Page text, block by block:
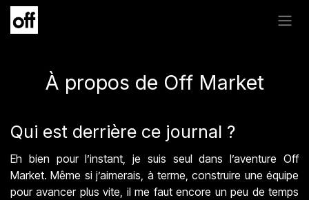
Se rendre au contenu
À propos de Off Market
Qui est derrière ce journal ?
Eh bien pour l’instant, je suis seul dans l’aventure Off
Market. Même si j’aimerais, à terme, construire une équipe
pour avancer plus vite, il me faut encore un peu de temps